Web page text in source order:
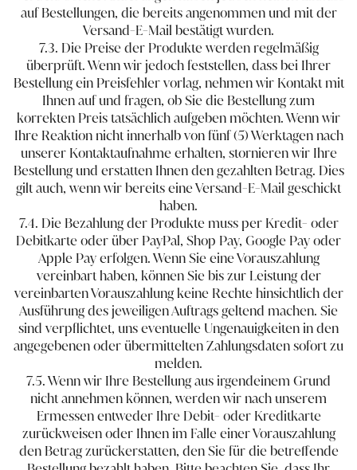
auf Bestellungen, die bereits angenommen und mit der
Versand-E-Mail bestätigt wurden.
7.3. Die Preise der Produkte werden regelmäßig
überprüft. Wenn wir jedoch feststellen, dass bei Ihrer
Bestellung ein Preisfehler vorlag, nehmen wir Kontakt mit
Ihnen auf und fragen, ob Sie die Bestellung zum
korrekten Preis tatsächlich aufgeben möchten. Wenn wir
Ihre Reaktion nicht innerhalb von fünf (5) Werktagen nach
unserer Kontaktaufnahme erhalten, stornieren wir Ihre
Bestellung und erstatten Ihnen den gezahlten Betrag. Dies
gilt auch, wenn wir bereits eine Versand-E-Mail geschickt
haben.
7.4. Die Bezahlung der Produkte muss per Kredit- oder
Debitkarte oder über PayPal​, Shop Pay, Google Pay oder
Apple Pay erfolgen. Wenn Sie eine Vorauszahlung
vereinbart haben, können Sie bis zur Leistung der
vereinbarten Vorauszahlung keine Rechte hinsichtlich der
Ausführung des jeweiligen Auftrags geltend machen. Sie
sind verpflichtet, uns eventuelle Ungenauigkeiten in den
angegebenen oder übermittelten Zahlungsdaten sofort zu
melden.
7.5. Wenn wir Ihre Bestellung aus irgendeinem Grund
nicht annehmen können, werden wir nach unserem
Ermessen entweder Ihre Debit- oder Kreditkarte
zurückweisen oder Ihnen im Falle einer Vorauszahlung
den Betrag zurückerstatten, den Sie für die betreffende